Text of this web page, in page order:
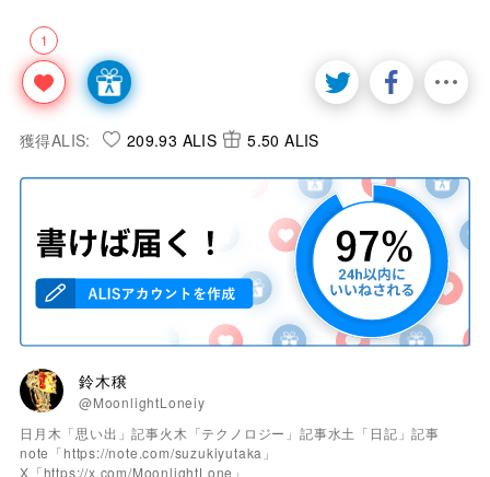
1
獲得ALIS: 209.93 ALIS 5.50 ALIS
鈴木穣
@MoonlightLoneiy
日月木「思い出」記事火木「テクノロジー」記事水土「日記」記事
note「https://note.com/suzukiyutaka」
X「https://x.com/MoonlightLone」